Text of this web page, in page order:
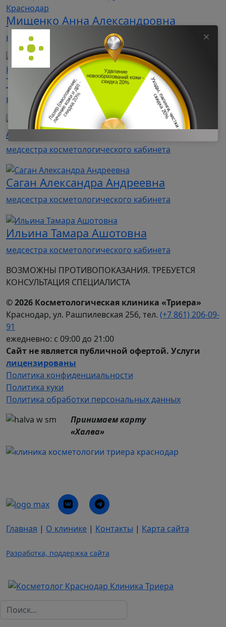
Мищенко Анна Александровна
врач-косметолог, дерматолог
Тюрина Ольга Александровна
врач-косметолог, дерматолог
Аванесян Элина Сергеевна
медсестра косметологического кабинета
Саган Александра Андреевна
медсестра косметологического кабинета
Ильина Тамара Ашотовна
медсестра косметологического кабинета
ВОЗМОЖНЫ ПРОТИВОПОКАЗАНИЯ. ТРЕБУЕТСЯ
КОНСУЛЬТАЦИЯ СПЕЦИАЛИСТА
© 2026 Косметологическая клиника «Триера»
Краснодар, ул. Рашпилевская 256, тел. (+7 861) 206-09-
91
ежедневно: с 09:00 до 21:00
Сайт не является публичной офертой. Услуги
лицензированы
Политика​ ​конфиденциальности
Политика​ куки
Политика​ обработки персональных данных
Принимаем карту
«Халва»
Главная | О клинике | Контакты | Карта сайта
Разработка, поддержка сайта
Поиск